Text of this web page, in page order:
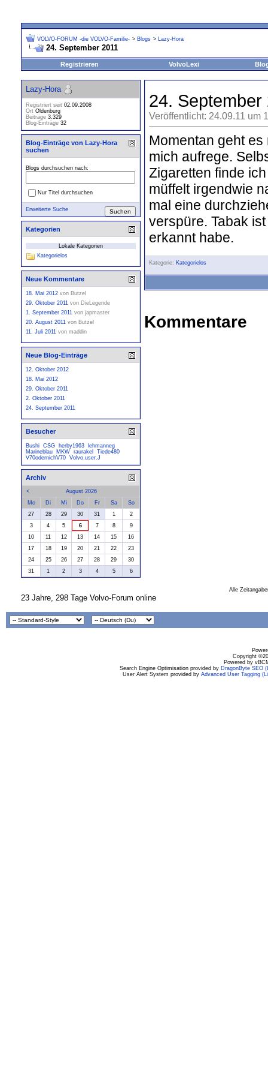
VOLVO-FORUM -die VOLVO-Familie- > Blogs > Lazy-Hora
24. September 2011
Registrieren VolvoLexi
24. September
Veröffentlicht: 24.09.11 um
Momentan geht
mich aufrege.
Zigaretten finde
müffelt irgendwie
mal eine
verspüre. Tabak
erkannt habe.
Kategorie: Kategorielos
Kommentare
Lazy-Hora
Registriert seit 02.09.2008
Ort Oldenburg
Beiträge 3.329
Blog-Einträge 32
Blog-Einträge von Lazy-Hora
suchen
Blogs durchsuchen nach:
Nur Titel durchsuchen
Erweiterte Suche
Kategorien
Lokale Kategorien
Kategorielos
Neue Kommentare
18. Mai 2012 von Butzel
29. Oktober 2011 von DieLegende
1. September 2011 von japmaster
20. August 2011 von Butzel
11. Juli 2011 von maddin
Neue Blog-Einträge
12. Oktober 2012
18. Mai 2012
29. Oktober 2011
2. Oktober 2011
24. September 2011
Besucher
Bushi CSG herby1963
lehmanneg
Marineblau
MKW raurakel
Tiede480
V70odernichV70 Volvo.user.J
Archiv
<
August 2026
Mo
Di Mi Do Fr Sa
So
27
28 29 30 31 1
2
3
4 5 6 7 8
9
10
11 12 13 14 15
16
17
18 19 20 21 22
23
24
25 26 27 28 29
30
31
1 2 3 4 5 6
Alle
23 Jahre, 298 Tage Volvo-Forum online
Copyright
Powered by
Search Engine Optimisation provided by DragonByte SEO
User Alert System provided by Advanced User Tagging